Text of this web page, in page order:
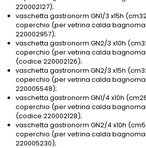
220002127);
vaschetta gastronorm GN1/3 x15h
coperchio (per vetrina calda
220002957);
vaschetta gastronorm GN2/3 x10h
coperchio (per vetrina calda
(codice 220002126);
vaschetta gastronorm GN2/3 x15h
coperchio (per vetrina calda
220005548);
vaschetta gastronorm GN1/4 x10h
coperchio (per vetrina calda
(codice 220002128);
vaschetta gastronorm GN2/4 x10h
coperchio (per vetrina calda
220005230);